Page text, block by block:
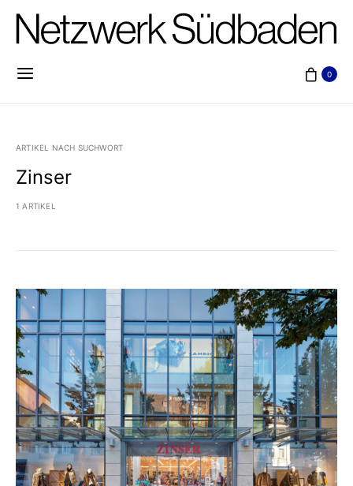
0
ARTIKEL NACH SUCHWORT
Zinser
1 ARTIKEL